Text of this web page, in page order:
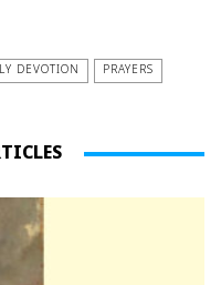
DEVOTION PRAYERS